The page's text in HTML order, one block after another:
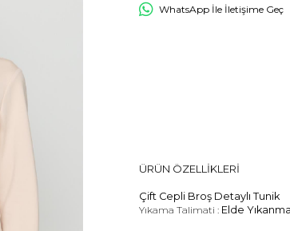
WhatsApp İle İletişime Geç
ÜRÜN ÖZELLIKLERI
Çift Cepli Broş Detaylı Tunik
Yıkama Talimati : Elde